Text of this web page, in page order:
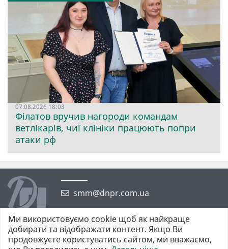
07.08.2026 18:03
Філатов вручив нагороди командам
ветлікарів, чиї клініки працюють попри
атаки рф
smm@dnpr.com.ua
Ми використовуємо cookie щоб як найкраще
добирати та відображати контент. Якщо Ви
продовжуєте користуватись сайтом, ми вважаємо,